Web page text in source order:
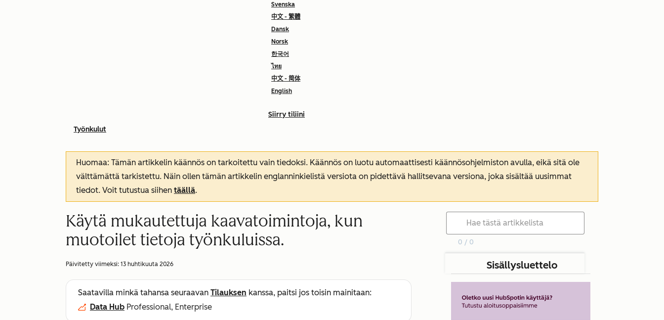
Svenska
中文 - 繁體
Dansk
Norsk
한국어
ไทย
中文 - 简体
English
Siirry tiliini
Työnkulut
Huomaa: Tämän artikkelin käännös on tarkoitettu vain tiedoksi. Käännös on luotu automaattisesti käännösohjelmiston avulla, eikä sitä ole
välttämättä tarkistettu. Näin ollen tämän artikkelin englanninkielistä versiota on pidettävä hallitsevana versiona, joka sisältää uusimmat
tiedot. Voit tutustua siihen täällä.
Käytä mukautettuja kaavatoimintoja, kun
muotoilet tietoja työnkuluissa.
Päivitetty viimeksi: 13 huhtikuuta 2026
Saatavilla minkä tahansa seuraavan Tilauksen kanssa, paitsi jos toisin mainitaan:
Data Hub Professional, Enterprise
0 / 0
Sisällysluettelo